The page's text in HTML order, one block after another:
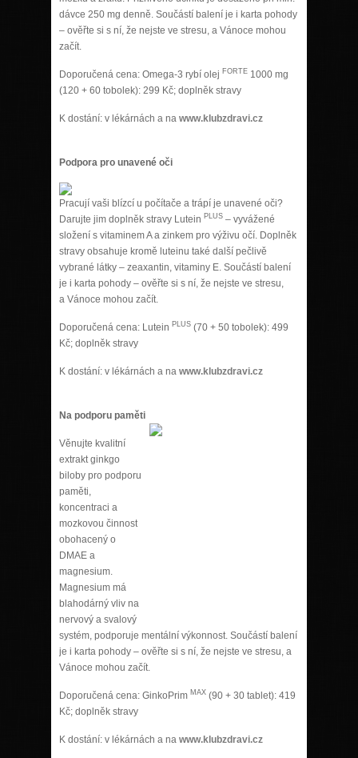
dávce 250 mg denně. Součástí balení je i karta pohody
– ověřte si s ní, že nejste ve stresu, a Vánoce mohou
začít.
Doporučená cena: Omega-3 rybí olej FORTE 1000 mg
(120 + 60 tobolek): 299 Kč; doplněk stravy
K dostání: v lékárnách a na www.klubzdravi.cz
Podpora pro unavené oči
Pracují vaši blízcí u počítače a trápí je unavené oči?
Darujte jim doplněk stravy Lutein PLUS – vyvážené
složení s vitaminem A a zinkem pro výživu očí. Doplněk
stravy obsahuje kromě luteinu také další pečlivě
vybrané látky – zeaxantin, vitaminy E. Součástí balení
je i karta pohody – ověřte si s ní, že nejste ve stresu,
a Vánoce mohou začít.
Doporučená cena: Lutein PLUS (70 + 50 tobolek): 499
Kč; doplněk stravy
K dostání: v lékárnách a na www.klubzdravi.cz
Na podporu paměti
Věnujte kvalitní
extrakt ginkgo
biloby pro podporu
paměti,
koncentraci a
mozkovou činnost
obohacený o
DMAE a
magnesium.
Magnesium má
blahodárný vliv na
nervový a svalový
systém, podporuje mentální výkonnost. Součástí balení
je i karta pohody – ověřte si s ní, že nejste ve stresu, a
Vánoce mohou začít.
Doporučená cena: GinkoPrim MAX (90 + 30 tablet): 419
Kč; doplněk stravy
K dostání: v lékárnách a na www.klubzdravi.cz